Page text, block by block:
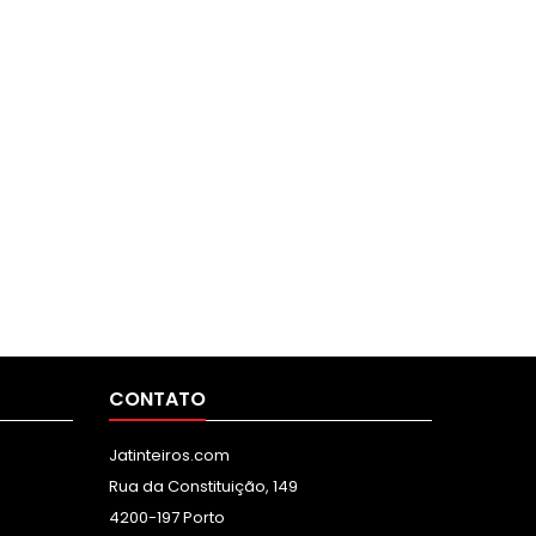
CONTATO
Jatinteiros.com
Rua da Constituição, 149
4200-197 Porto